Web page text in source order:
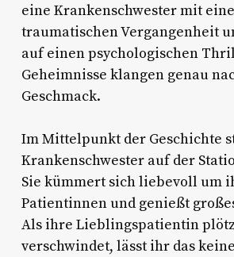
eine Krankenschwester mit
traumatischen Vergangenheit
auf einen psychologischen
Geheimnisse klangen genau
Geschmack.
Im Mittelpunkt der Geschichte
Krankenschwester auf der
Sie kümmert sich liebevoll um
Patientinnen und genießt
Als ihre Lieblingspatientin
verschwindet, lässt ihr das